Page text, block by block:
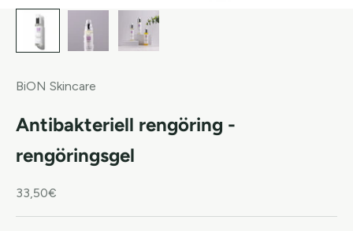
BiON Skincare
Antibakteriell rengöring -
rengöringsgel
REA-pris
33,50€